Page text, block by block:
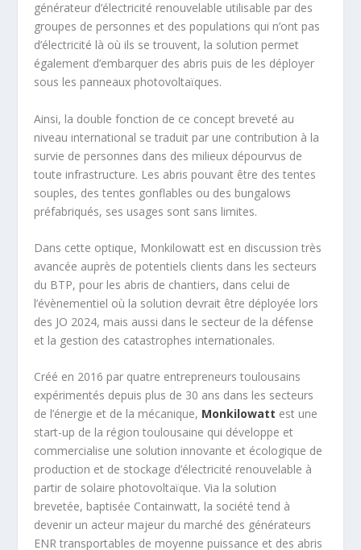
générateur d’électricité renouvelable utilisable par des
groupes de personnes et des populations qui n’ont pas
d’électricité là où ils se trouvent, la solution permet
également d’embarquer des abris puis de les déployer
sous les panneaux photovoltaïques.
Ainsi, la double fonction de ce concept breveté au
niveau international se traduit par une contribution à la
survie de personnes dans des milieux dépourvus de
toute infrastructure. Les abris pouvant être des tentes
souples, des tentes gonflables ou des bungalows
préfabriqués, ses usages sont sans limites.
Dans cette optique, Monkilowatt est en discussion très
avancée auprès de potentiels clients dans les secteurs
du BTP, pour les abris de chantiers, dans celui de
l’évènementiel où la solution devrait être déployée lors
des JO 2024, mais aussi dans le secteur de la défense
et la gestion des catastrophes internationales.
Créé en 2016 par quatre entrepreneurs toulousains
expérimentés depuis plus de 30 ans dans les secteurs
de l’énergie et de la mécanique, Monkilowatt est une
start-up de la région toulousaine qui développe et
commercialise une solution innovante et écologique de
production et de stockage d’électricité renouvelable à
partir de solaire photovoltaïque. Via la solution
brevetée, baptisée Containwatt, la société tend à
devenir un acteur majeur du marché des générateurs
ENR transportables de moyenne puissance et des abris